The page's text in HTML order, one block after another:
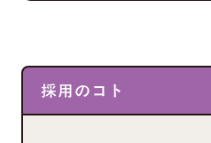
採用のコト